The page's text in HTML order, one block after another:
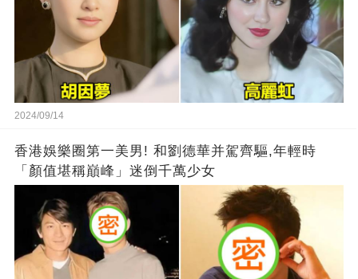
2024/09/14
香港娛樂圈第一美男! 和劉德華并駕齊驅,年輕時
「顏值堪稱巔峰」迷倒千萬少女